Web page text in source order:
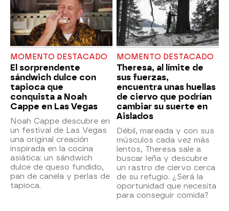
MOMENTO DESTACADO
El sorprendente
sándwich dulce con
tapioca que
conquista a Noah
Cappe en Las Vegas
Noah Cappe descubre en
un festival de Las Vegas
una original creación
inspirada en la cocina
asiática: un sándwich
dulce de queso fundido,
pan de canela y perlas de
tapioca.
MOMENTO DESTACADO
Theresa, al límite de
sus fuerzas,
encuentra unas huellas
de ciervo que podrían
cambiar su suerte en
Aislados
Débil, mareada y con sus
músculos cada vez más
lentos, Theresa sale a
buscar leña y descubre
un rastro de ciervo cerca
de su refugio. ¿Será la
oportunidad que necesita
para conseguir comida?